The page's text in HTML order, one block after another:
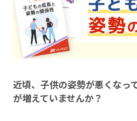
近頃、子供の姿勢が悪くなっ
が増えていませんか？